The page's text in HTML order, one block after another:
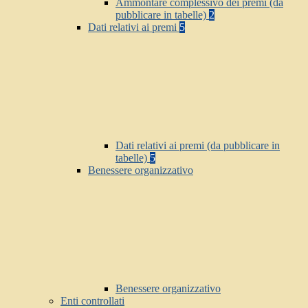
Ammontare complessivo dei premi (da
pubblicare in tabelle) 2
Dati relativi ai premi 5
Dati relativi ai premi (da pubblicare in
tabelle) 5
Benessere organizzativo
Benessere organizzativo
Enti controllati